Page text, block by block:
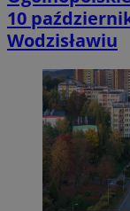
10
Wodzisławiu